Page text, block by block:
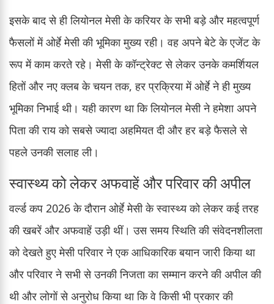
इसके बाद से ही लियोनल मेसी के करियर के सभी बड़े और महत्वपूर्ण
फैसलों में ओर्हे मेसी की भूमिका मुख्य रही। वह अपने बेटे के एजेंट के
रूप में काम करते रहे। मेसी के कॉन्ट्रेक्ट से लेकर उनके कमर्शियल
हितों और नए क्लब के चयन तक, हर प्रक्रिया में ओर्हे ने ही मुख्य
भूमिका निभाई थी। यही कारण था कि लियोनल मेसी ने हमेशा अपने
पिता की राय को सबसे ज्यादा अहमियत दी और हर बड़े फैसले से
पहले उनकी सलाह ली।
स्वास्थ्य को लेकर अफवाहें और परिवार की अपील
वर्ल्ड कप 2026 के दौरान ओर्हे मेसी के स्वास्थ्य को लेकर कई तरह
की खबरें और अफवाहें उड़ी थीं। उस समय स्थिति की संवेदनशीलता
को देखते हुए मेसी परिवार ने एक आधिकारिक बयान जारी किया था
और परिवार ने सभी से उनकी निजता का सम्मान करने की अपील की
थी और लोगों से अनुरोध किया था कि वे किसी भी प्रकार की